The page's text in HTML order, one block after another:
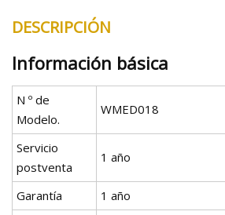
DESCRIPCIÓN
Información básica
N º de
Modelo.
WMED018
Servicio
postventa
1 año
Garantía
1 año